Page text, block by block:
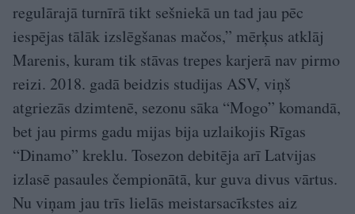
regulārajā turnīrā tikt sešniekā un tad jau pēc
iespējas tālāk izslēgšanas mačos,” mērķus atklāj
Marenis, kuram tik stāvas trepes karjerā nav pirmo
reizi. 2018. gadā beidzis studijas ASV, viņš
atgriezās dzimtenē, sezonu sāka “Mogo” komandā,
bet jau pirms gadu mijas bija uzlaikojis Rīgas
“Dinamo” kreklu. Tosezon debitēja arī Latvijas
izlasē pasaules čempionātā, kur guva divus vārtus.
Nu viņam jau trīs lielās meistarsacīkstes aiz